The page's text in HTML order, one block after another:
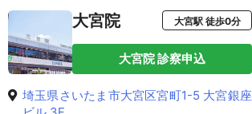
大宮院 大宮駅 徒歩0分
大宮院 診察申込
埼玉県さいたま市大宮区宮町1-5 大宮銀座